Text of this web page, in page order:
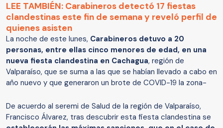
LEE TAMBIÉN: Carabineros detectó 17 fiestas
clandestinas este fin de semana y reveló perfil de
quienes asisten
La noche de este lunes, Carabineros detuvo a 20
personas, entre ellas cinco menores de edad, en una
nueva fiesta clandestina en Cachagua, región de
Valparaíso, que se suma a las que se habían llevado a cabo en
año nuevo y que generaron un brote de COVID-19 la zona-
De acuerdo al seremi de Salud de la región de Valparaíso,
Francisco Álvarez, tras descubrir esta fiesta clandestina se